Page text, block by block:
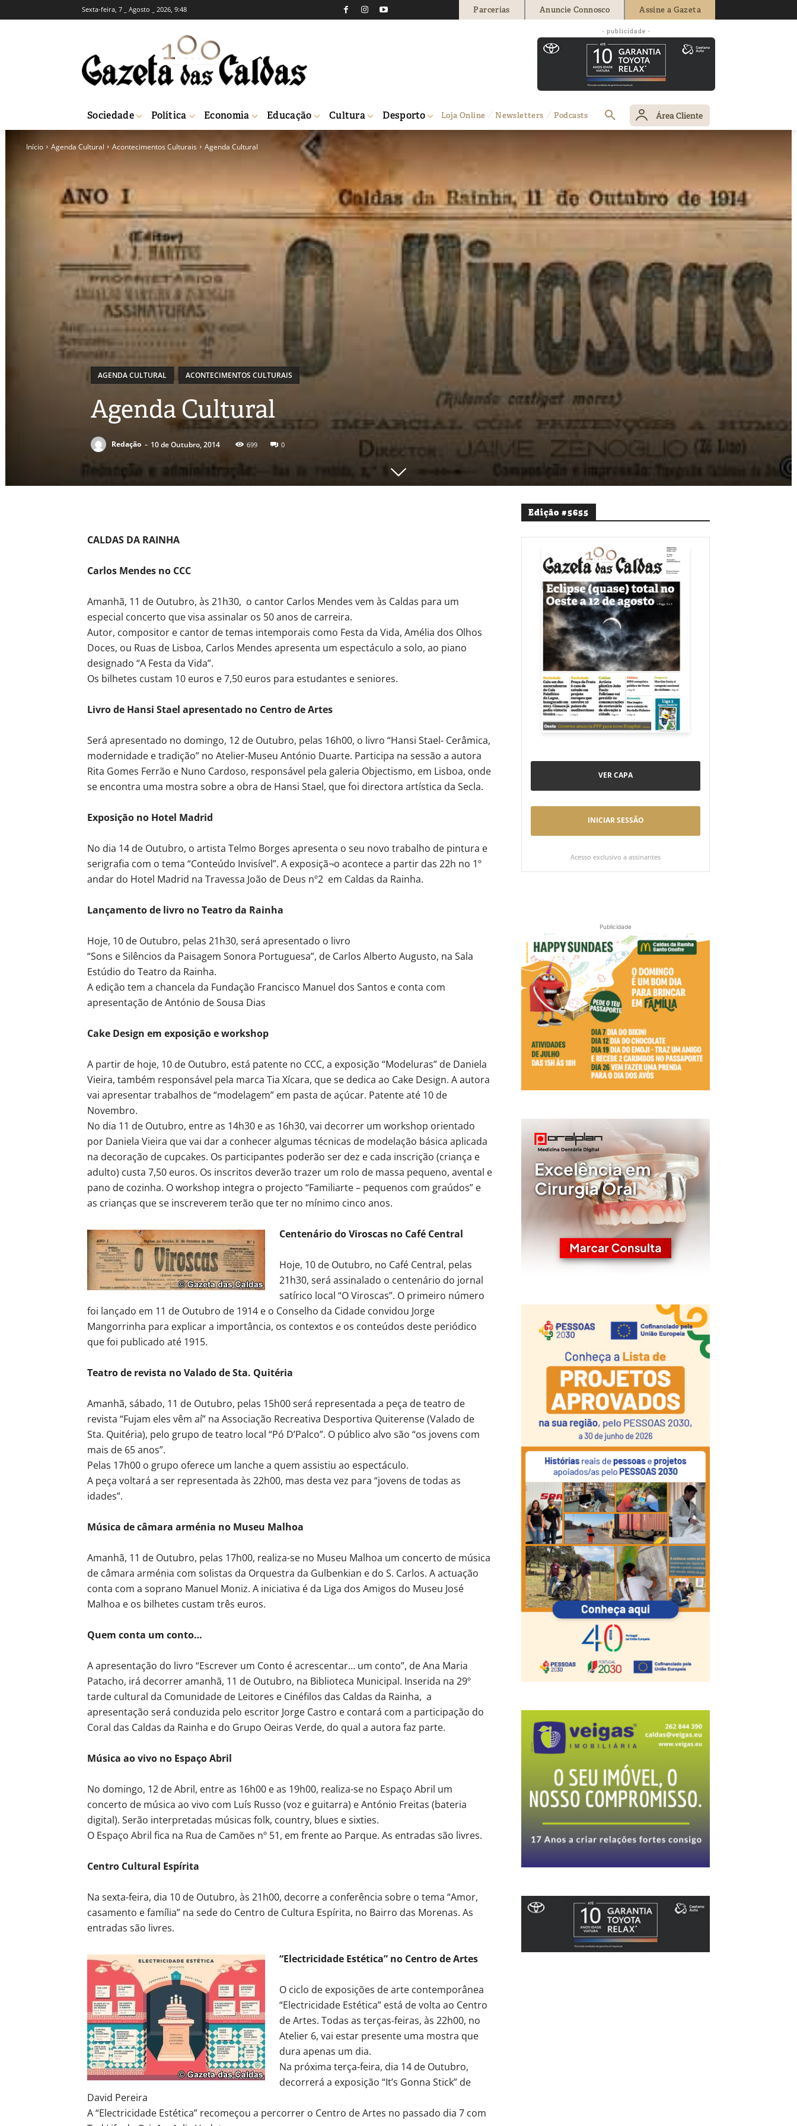
Sexta-feira, 7 _ Agosto _ 2026, 9:48 Parcerias Anuncie Connosco Assine a Gazeta
- publicidade -
Sociedade Política Economia Educação Cultura Desporto Loja Online Newsletters Podcasts Área Cliente
Início Agenda Cultural Acontecimentos Culturais Agenda Cultural
AGENDA CULTURAL ACONTECIMENTOS CULTURAIS
Agenda Cultural
Redação - 10 de Outubro, 2014 699 0
CALDAS DA RAINHA
Carlos Mendes no CCC
Amanhã, 11 de Outubro, às 21h30, o cantor Carlos Mendes vem às Caldas para um
especial concerto que visa assinalar os 50 anos de carreira.
Autor, compositor e cantor de temas intemporais como Festa da Vida, Amélia dos Olhos
Doces, ou Ruas de Lisboa, Carlos Mendes apresenta um espectáculo a solo, ao piano
designado “A Festa da Vida”.
Os bilhetes custam 10 euros e 7,50 euros para estudantes e seniores.
Livro de Hansi Stael apresentado no Centro de Artes
Será apresentado no domingo, 12 de Outubro, pelas 16h00, o livro “Hansi Stael- Cerâmica,
modernidade e tradição” no Atelier-Museu António Duarte. Participa na sessão a autora
Rita Gomes Ferrão e Nuno Cardoso, responsável pela galeria Objectismo, em Lisboa, onde
se encontra uma mostra sobre a obra de Hansi Stael, que foi directora artística da Secla.
Exposição no Hotel Madrid
No dia 14 de Outubro, o artista Telmo Borges apresenta o seu novo trabalho de pintura e
serigrafia com o tema “Conteúdo Invisível”. A exposiçã¬o acontece a partir das 22h no 1º
andar do Hotel Madrid na Travessa João de Deus nº2 em Caldas da Rainha.
Lançamento de livro no Teatro da Rainha
Hoje, 10 de Outubro, pelas 21h30, será apresentado o livro
“Sons e Silêncios da Paisagem Sonora Portuguesa”, de Carlos Alberto Augusto, na Sala
Estúdio do Teatro da Rainha.
A edição tem a chancela da Fundação Francisco Manuel dos Santos e conta com
apresentação de António de Sousa Dias
Cake Design em exposição e workshop
A partir de hoje, 10 de Outubro, está patente no CCC, a exposição “Modeluras” de Daniela
Vieira, também responsável pela marca Tia Xícara, que se dedica ao Cake Design. A autora
vai apresentar trabalhos de “modelagem” em pasta de açúcar. Patente até 10 de
Novembro.
No dia 11 de Outubro, entre as 14h30 e as 16h30, vai decorrer um workshop orientado
por Daniela Vieira que vai dar a conhecer algumas técnicas de modelação básica aplicada
na decoração de cupcakes. Os participantes poderão ser dez e cada inscrição (criança e
adulto) custa 7,50 euros. Os inscritos deverão trazer um rolo de massa pequeno, avental e
pano de cozinha. O workshop integra o projecto “Familiarte – pequenos com graúdos” e
as crianças que se inscreverem terão que ter no mínimo cinco anos.
Centenário do Viroscas no Café Central
Hoje, 10 de Outubro, no Café Central, pelas
21h30, será assinalado o centenário do jornal
satírico local “O Viroscas”. O primeiro número
foi lançado em 11 de Outubro de 1914 e o Conselho da Cidade convidou Jorge
Mangorrinha para explicar a importância, os contextos e os conteúdos deste periódico
que foi publicado até 1915.
Teatro de revista no Valado de Sta. Quitéria
Amanhã, sábado, 11 de Outubro, pelas 15h00 será representada a peça de teatro de
revista “Fujam eles vêm aí” na Associação Recreativa Desportiva Quiterense (Valado de
Sta. Quitéria), pelo grupo de teatro local “Pó D’Palco”. O público alvo são “os jovens com
mais de 65 anos”.
Pelas 17h00 o grupo oferece um lanche a quem assistiu ao espectáculo.
A peça voltará a ser representada às 22h00, mas desta vez para “jovens de todas as
idades”.
Música de câmara arménia no Museu Malhoa
Amanhã, 11 de Outubro, pelas 17h00, realiza-se no Museu Malhoa um concerto de música
de câmara arménia com solistas da Orquestra da Gulbenkian e do S. Carlos. A actuação
conta com a soprano Manuel Moniz. A iniciativa é da Liga dos Amigos do Museu José
Malhoa e os bilhetes custam três euros.
Quem conta um conto…
A apresentação do livro “Escrever um Conto é acrescentar… um conto”, de Ana Maria
Patacho, irá decorrer amanhã, 11 de Outubro, na Biblioteca Municipal. Inserida na 29º
tarde cultural da Comunidade de Leitores e Cinéfilos das Caldas da Rainha, a
apresentação será conduzida pelo escritor Jorge Castro e contará com a participação do
Coral das Caldas da Rainha e do Grupo Oeiras Verde, do qual a autora faz parte.
Música ao vivo no Espaço Abril
No domingo, 12 de Abril, entre as 16h00 e as 19h00, realiza-se no Espaço Abril um
concerto de música ao vivo com Luís Russo (voz e guitarra) e António Freitas (bateria
digital). Serão interpretadas músicas folk, country, blues e sixties.
O Espaço Abril fica na Rua de Camões nº 51, em frente ao Parque. As entradas são livres.
Centro Cultural Espírita
Na sexta-feira, dia 10 de Outubro, às 21h00, decorre a conferência sobre o tema “Amor,
casamento e família” na sede do Centro de Cultura Espírita, no Bairro das Morenas. As
entradas são livres.
“Electricidade Estética” no Centro de Artes
O ciclo de exposições de arte contemporânea
“Electricidade Estética” está de volta ao Centro
de Artes. Todas as terças-feiras, às 22h00, no
Atelier 6, vai estar presente uma mostra que
dura apenas um dia.
Na próxima terça-feira, dia 14 de Outubro,
decorrerá a exposição “It’s Gonna Stick” de
David Pereira
A “Electricidade Estética” recomeçou a percorrer o Centro de Artes no passado dia 7 com
Edição #5655
VER CAPA
INICIAR SESSÃO
Acesso exclusivo a assinantes
Publicidade